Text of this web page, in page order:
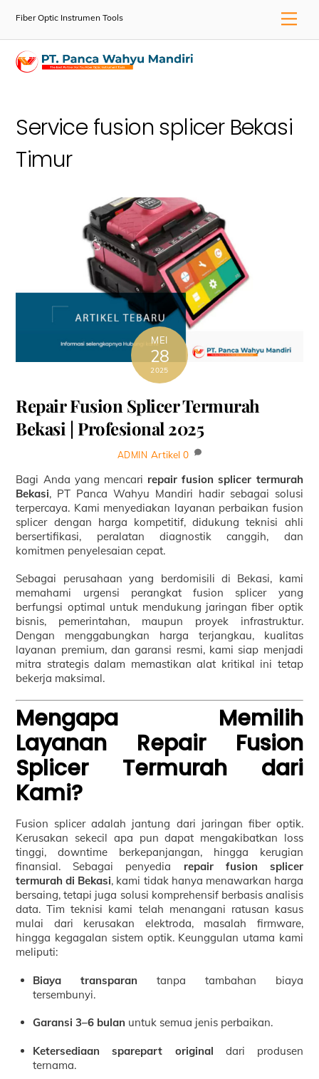
Fiber Optic Instrumen Tools
Service fusion splicer Bekasi
Timur
MEI
28
2025
Repair Fusion Splicer Termurah
Bekasi | Profesional 2025
ADMIN Artikel 0
Bagi Anda yang mencari repair fusion splicer termurah
Bekasi, PT Panca Wahyu Mandiri hadir sebagai solusi
terpercaya. Kami menyediakan layanan perbaikan fusion
splicer dengan harga kompetitif, didukung teknisi ahli
bersertifikasi, peralatan diagnostik canggih, dan
komitmen penyelesaian cepat.
Sebagai perusahaan yang berdomisili di Bekasi, kami
memahami urgensi perangkat fusion splicer yang
berfungsi optimal untuk mendukung jaringan fiber optik
bisnis, pemerintahan, maupun proyek infrastruktur.
Dengan menggabungkan harga terjangkau, kualitas
layanan premium, dan garansi resmi, kami siap menjadi
mitra strategis dalam memastikan alat kritikal ini tetap
bekerja maksimal.
Mengapa Memilih
Layanan Repair Fusion
Splicer Termurah dari
Kami?
Fusion splicer adalah jantung dari jaringan fiber optik.
Kerusakan sekecil apa pun dapat mengakibatkan loss
tinggi, downtime berkepanjangan, hingga kerugian
finansial. Sebagai penyedia repair fusion splicer
termurah di Bekasi, kami tidak hanya menawarkan harga
bersaing, tetapi juga solusi komprehensif berbasis analisis
data. Tim teknisi kami telah menangani ratusan kasus
mulai dari kerusakan elektroda, masalah firmware,
hingga kegagalan sistem optik. Keunggulan utama kami
meliputi:
Biaya transparan tanpa tambahan biaya
tersembunyi.
Garansi 3–6 bulan untuk semua jenis perbaikan.
Ketersediaan sparepart original dari produsen
ternama.